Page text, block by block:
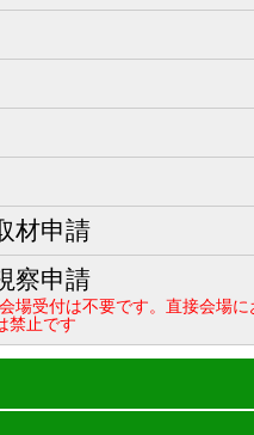
材申請
察申請
場受付は不要です。直接会場
禁止です